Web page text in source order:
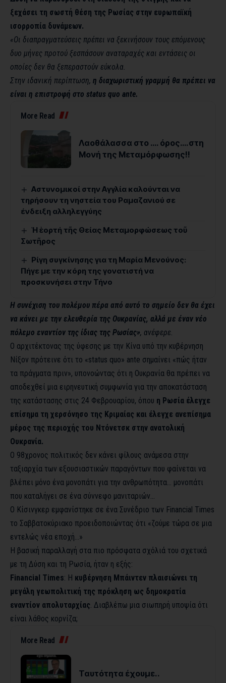
ξεχάσει τη σωστή θέση της Ρωσίας στην ευρωπαϊκή
ισορροπία δυνάμεων.
«Οι διαπραγματεύσεις πρέπει να ξεκινήσουν τους επόμενους
δυο μήνες προτού ξεσπάσουν αναταραχές και εντάσεις οι
οποίες δεν θα ξεπεραστούν εύκολα.
Στην ιδανική περίπτωση, η διαχωριστική γραμμή θα πρέπει να
είναι η επιστροφή στο status quo ante.
More Read
Λαοθάλασσα στο …. όρος….στη
Μονή της Μεταμόρφωσης!!
Αστυνομικοί στην Αγγλία καλούνται να
τηρήσουν τη νηστεία του Ραμαζανιού σε
ένδειξη αλληλεγγύης
Ἡ ἑορτή τῆς Θείας Μεταμορφώσεως τοῦ
Σωτῆρος
Ρίγη συγκίνησης για τη Μαρία Μενούνος:
Πήγε με την κόρη της γονατιστή να
προσκυνήσει στην Τήνο
Η συνέχιση του πολέμου πέρα από αυτό το σημείο δεν θα έχει
να κάνει με την ελευθερία της Ουκρανίας, αλλά με έναν νέο
πόλεμο εναντίον της ίδιας της Ρωσίας», ανέφερε.
Ο αρχιτέκτονας της ύφεσης με την Κίνα υπό την κυβέρνηση
Νίξον πρότεινε ότι το «status quo» ante σημαίνει «πώς ήταν
τα πράγματα πριν», υπονοώντας ότι η Ουκρανία θα πρέπει να
αποδεχθεί μια ειρηνευτική συμφωνία για την αποκατάσταση
της κατάστασης στις 24 Φεβρουαρίου, όπου η Ρωσία έλεγχε
επίσημα τη χερσόνησο της Κριμαίας και έλεγχε ανεπίσημα
μέρος της περιοχής του Ντόνετσκ στην ανατολική
Ουκρανία.
Ο 98χρονος πολιτικός δεν κάνει φίλους ανάμεσα στην
ταξιαρχία των εξουσιαστικών παραγόντων που φαίνεται να
βλέπει μόνο ένα μονοπάτι για την ανθρωπότητα… μονοπάτι
που καταλήγει σε ένα σύννεφο μανιταριών…
Ο Κίσινγκερ εμφανίστηκε σε ένα Συνέδριο των Financial Times
το Σαββατοκύριακο προειδοποιώντας ότι «ζούμε τώρα σε μια
εντελώς νέα εποχή…»
Η βασική παραλλαγή στα πιο πρόσφατα σχόλιά του σχετικά
με τη Δύση και τη Ρωσία, ήταν η εξής:
Financial Times: Η κυβέρνηση Μπάιντεν πλαισιώνει τη
μεγάλη γεωπολιτική της πρόκληση ως δημοκρατία
εναντίον απολυταρχίας . Διαβλέπω μια σιωπηρή υποψία ότι
είναι λάθος κορνίζα;
More Read
Ταυτότητα έχουμε..